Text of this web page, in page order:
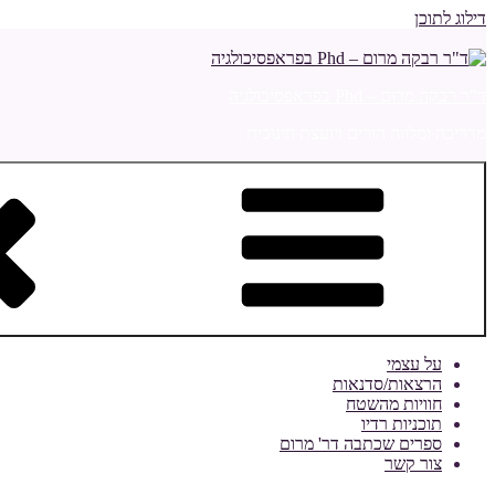
דילוג לתוכן
על עצמי
הרצאות/סדנאות
חוויות מהשטח
תוכניות רדיו
ספרים שכתבה דר' מרום
צור קשר